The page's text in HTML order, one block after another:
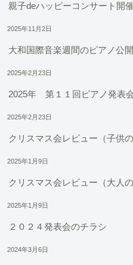
親子deハッピーコンサート開催
2025年11月2日
大和国際音楽週間のピアノ公
2025年2月23日
2025年 第１１回ピアノ発表
2025年2月23日
クリスマス会レビュー（子供の
2025年1月9日
クリスマス会レビュー（大人の
2025年1月9日
２０２４発表会のチラシ
2024年3月6日